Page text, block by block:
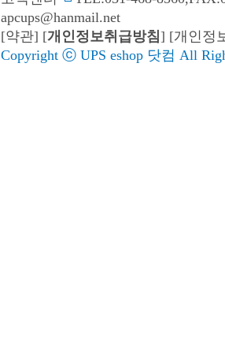
apcups@hanmail.net
[약관] [개인정보취급방침] [개인정
Copyright ⓒ UPS eshop 닷컴 All